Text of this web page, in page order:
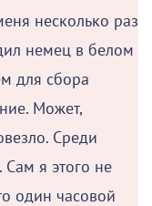
несколько раз
немец в белом
для сбора
Может,
Среди
я этого не
один часовой